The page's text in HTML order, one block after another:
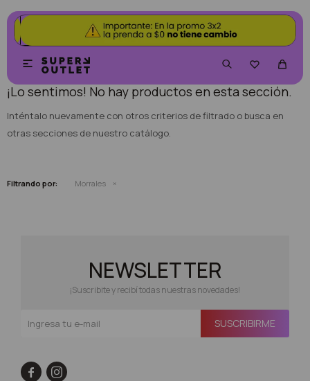

 NO SE HAN RECUPERADO PRODUCTOS
¡Lo sentimos! No hay productos en esta sección.
Inténtalo nuevamente con otros criterios de filtrado o busca en
otras secciones de nuestro catálogo.
Filtrando por: Morrales
NEWSLETTER
¡Suscribite y recibí todas nuestras novedades!
SUSCRIBIRME
 